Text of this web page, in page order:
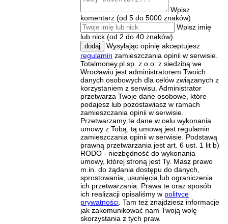
Wpisz
komentarz (od 5 do 5000 znaków)
Wpisz imię
lub nick (od 2 do 40 znaków)
dodaj
Wysyłając opinię akceptujesz
regulamin zamieszczania opinii w serwisie.
Totalmoney.pl sp. z o.o. z siedzibą we
Wrocławiu jest administratorem Twoich
danych osobowych dla celów związanych z
korzystaniem z serwisu. Administrator
przetwarza Twoje dane osobowe, które
podajesz lub pozostawiasz w ramach
zamieszczania opinii w serwisie.
Przetwarzamy te dane w celu wykonania
umowy z Tobą, tą umową jest regulamin
zamieszczania opinii w serwisie. Podstawą
prawną przetwarzania jest art. 6 ust. 1 lit b)
RODO - niezbędność do wykonania
umowy, której stroną jest Ty. Masz prawo
m.in. do żądania dostępu do danych,
sprostowania, usunięcia lub ograniczenia
ich przetwarzania. Prawa te oraz sposób
ich realizacji opisaliśmy w polityce
prywatności . Tam też znajdziesz informacje
jak zakomunikować nam Twoją wolę
skorzystania z tych praw.